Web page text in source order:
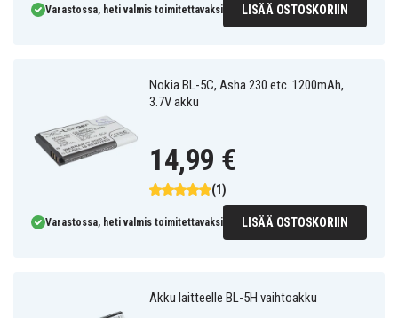
Varastossa, heti valmis toimitettavaksi LISÄÄ OSTOSKORIIN
Nokia BL-5C, Asha 230 etc. 1200mAh,
3.7V akku
(1)
14,99 €
Varastossa, heti valmis toimitettavaksi LISÄÄ OSTOSKORIIN
Akku laitteelle BL-5H vaihtoakku